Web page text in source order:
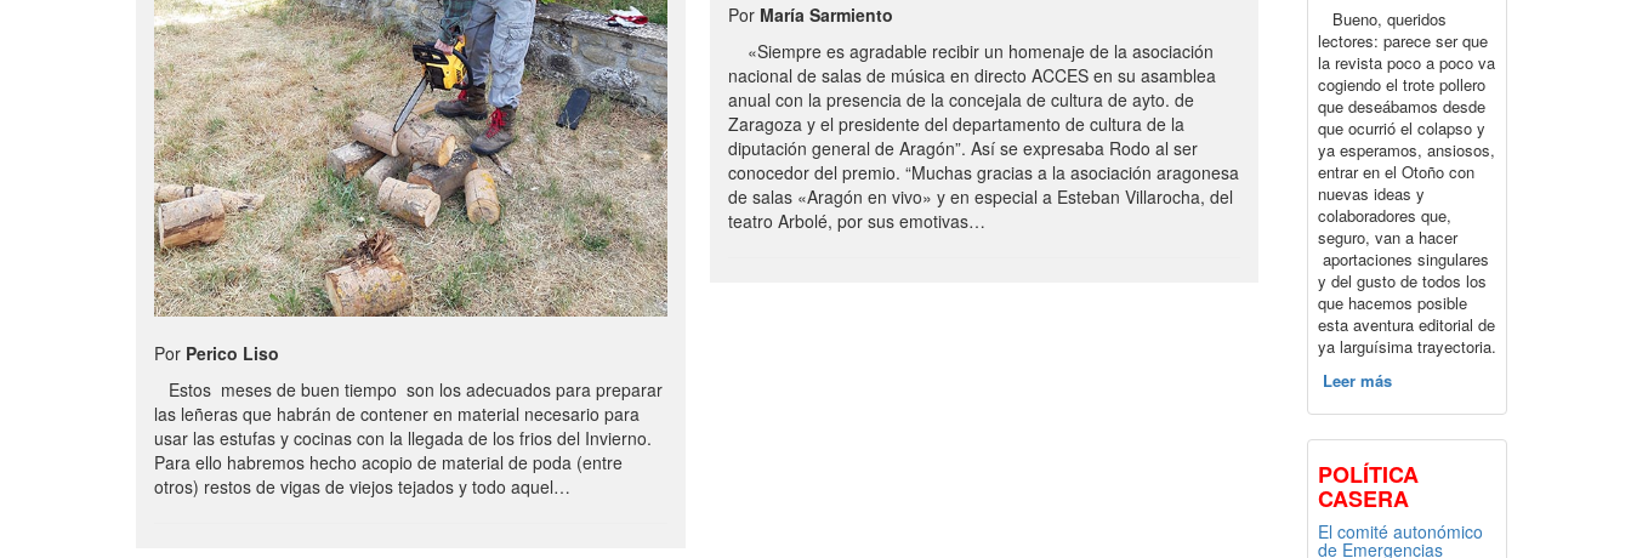
Por Perico Liso
Estos meses de buen tiempo son los adecuados para preparar
las leñeras que habrán de contener en material necesario para
usar las estufas y cocinas con la llegada de los frios del Invierno.
Para ello habremos hecho acopio de material de poda (entre
otros) restos de vigas de viejos tejados y todo aquel…
Por María Sarmiento
«Siempre es agradable recibir un homenaje de la asociación
nacional de salas de música en directo ACCES en su asamblea
anual con la presencia de la concejala de cultura de ayto. de
Zaragoza y el presidente del departamento de cultura de la
diputación general de Aragón”. Así se expresaba Rodo al ser
conocedor del premio. “Muchas gracias a la asociación aragonesa
de salas «Aragón en vivo» y en especial a Esteban Villarocha, del
teatro Arbolé, por sus emotivas…
Bueno, queridos
lectores: parece ser que
la revista poco a poco va
cogiendo el trote pollero
que deseábamos desde
que ocurrió el colapso y
ya esperamos, ansiosos,
entrar en el Otoño con
nuevas ideas y
colaboradores que,
seguro, van a hacer
aportaciones singulares
y del gusto de todos los
que hacemos posible
esta aventura editorial de
ya larguísima trayectoria.
Leer más
POLÍTICA
CASERA
El comité autonómico
de Emergencias